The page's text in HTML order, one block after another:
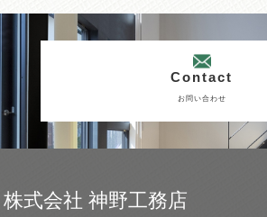
Contact
お問い合わせ
株式会社 神野工務店